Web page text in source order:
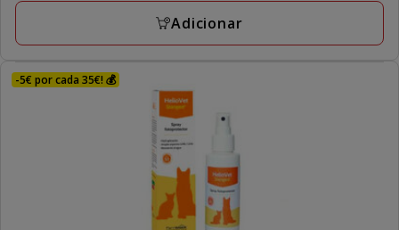
KG
Adicionar
-5€ por cada 35€! 💰